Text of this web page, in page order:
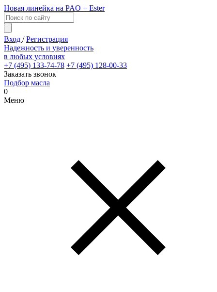
Новая линейка на PAO + Ester
Вход /Регистрация
Надежность и уверенность
в любых условиях
+7 (495) 133-74-78 +7 (495) 128-00-33
Заказать звонок
Подбор масла
0
Меню